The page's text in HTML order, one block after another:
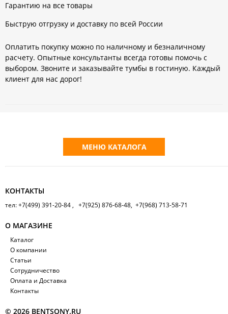
Гарантию на все товары
Быструю отгрузку и доставку по всей России
Оплатить покупку можно по наличному и безналичному
расчету. Опытные консультанты всегда готовы помочь с
выбором. Звоните и заказывайте тумбы в гостиную. Каждый
клиент для нас дорог!
МЕНЮ КАТАЛОГА
КОНТАКТЫ
тел: +7(499) 391-20-84 , +7(925) 876-68-48, +7(968) 713-58-71
О МАГАЗИНЕ
Каталог
О компании
Статьи
Сотрудничество
Оплата и Доставка
Контакты
© 2026 BENTSONY.RU